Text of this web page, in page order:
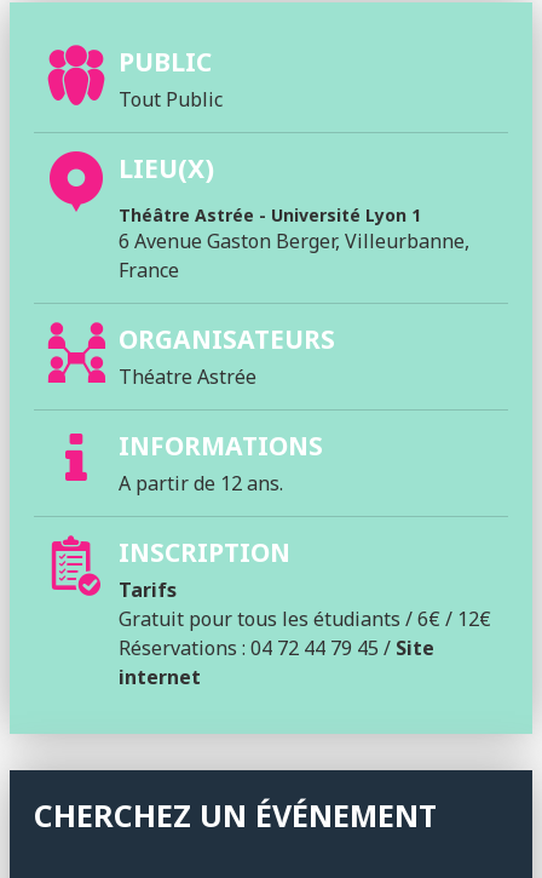
PUBLIC
Tout Public
LIEU(X)
Théâtre Astrée - Université Lyon 1
6 Avenue Gaston Berger, Villeurbanne,
France
ORGANISATEURS
Théatre Astrée
INFORMATIONS
A partir de 12 ans.
INSCRIPTION
Tarifs
Gratuit pour tous les étudiants / 6€ / 12€
Réservations : 04 72 44 79 45 / Site
internet
CHERCHEZ UN ÉVÉNEMENT